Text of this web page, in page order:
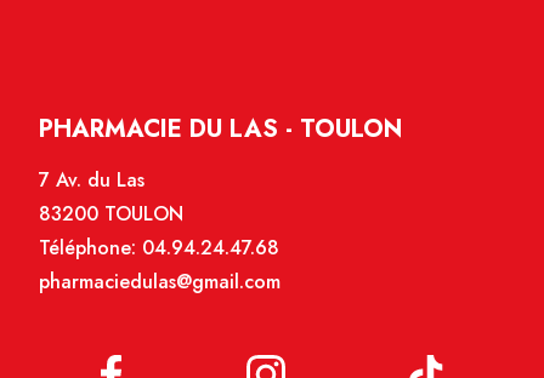
PHARMACIE DU LAS - TOULON
7 Av. du Las
83200 TOULON
Téléphone: 04.94.24.47.68
pharmaciedulas@gmail.com